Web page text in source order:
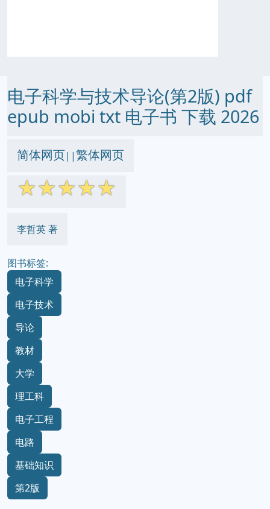
电子科学与技术导论(第2版) pdf
epub mobi txt 电子书 下载 2026
简体网页||繁体网页
☆☆☆☆☆
李哲英 著
图书标签:
电子科学
电子技术
导论
教材
大学
理工科
电子工程
电路
基础知识
第2版